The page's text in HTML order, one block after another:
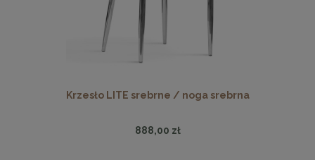
Krzesło LITE srebrne / noga srebrna
888,00 zł